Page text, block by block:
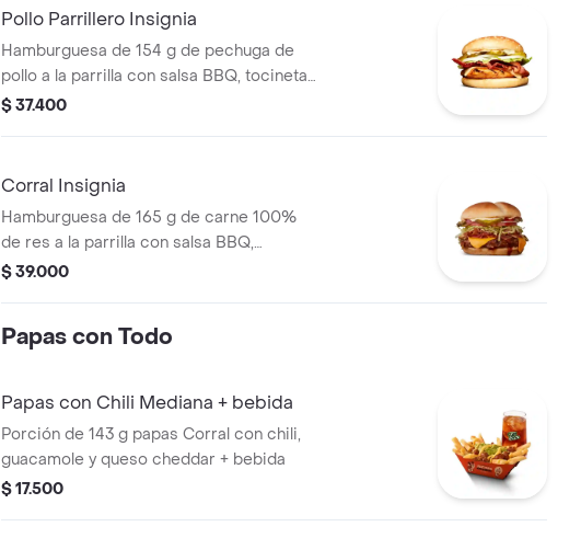
Pollo Parrillero Insignia
Hamburguesa de 154 g de pechuga de
pollo a la parrilla con salsa BBQ, tocineta,
una tajada de queso tipo mozzarella,
$ 37.400
Corral Insignia
Hamburguesa de 165 g de carne 100%
de res a la parrilla con salsa BBQ,
tocineta, queso americano, pepinillos,
$ 39.000
Papas con Todo
Papas con Chili Mediana + bebida
Porción de 143 g papas Corral con chili,
guacamole y queso cheddar + bebida
$ 17.500